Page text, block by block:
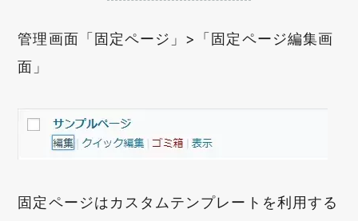
管理画面「固定ページ」>「固定ページ編集画
面」
固定ページはカスタムテンプレートを利用する